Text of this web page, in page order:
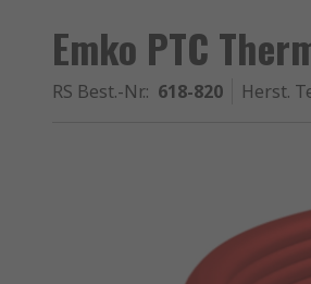
Emko PTC
RS Best.-Nr.: 618-820 Herst.